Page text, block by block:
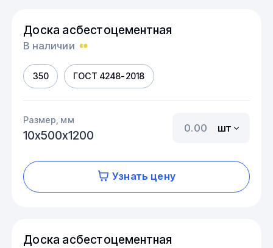
Доска асбестоцементная
В наличии
350 ГОСТ 4248-2018
Размер, мм
10х500х1200
шт
Узнать цену
Доска асбестоцементная